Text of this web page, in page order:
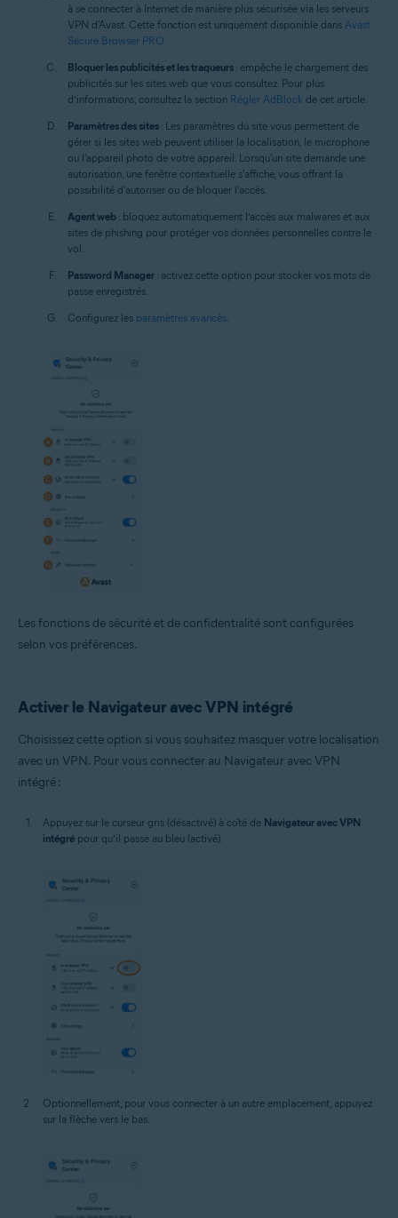
à se connecter à Internet de manière plus sécurisée via les serveurs
VPN d'Avast. Cette fonction est uniquement disponible dans Avast
Secure Browser PRO
Bloquer les publicités et les traqueurs : empêche le chargement des
publicités sur les sites web que vous consultez. Pour plus
d’informations, consultez la section Régler AdBlock de cet article.
Paramètres des sites : Les paramètres du site vous permettent de
gérer si les sites web peuvent utiliser la localisation, le microphone
ou l'appareil photo de votre appareil. Lorsqu'un site demande une
autorisation, une fenêtre contextuelle s'affiche, vous offrant la
possibilité d'autoriser ou de bloquer l'accès.
Agent web : bloquez automatiquement l’accès aux malwares et aux
sites de phishing pour protéger vos données personnelles contre le
vol.
Password Manager : activez cette option pour stocker vos mots de
passe enregistrés.
Configurez les paramètres avancés
Les fonctions de sécurité et de confidentialité sont configurées
selon vos préférences.
Activer le Navigateur avec VPN intégré
Choisissez cette option si vous souhaitez masquer votre localisation
avec un VPN. Pour vous connecter au Navigateur avec VPN
intégré :
Appuyez sur le curseur gris (désactivé) à côté de Navigateur avec VPN
intégré pour qu’il passe au bleu (activé).
Optionnellement, pour vous connecter à un autre emplacement, appuyez
sur la flèche vers le bas.